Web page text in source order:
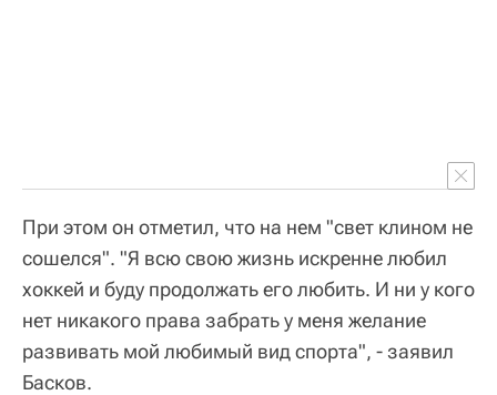
При этом он отметил, что на нем "свет клином не
сошелся". "Я всю свою жизнь искренне любил
хоккей и буду продолжать его любить. И ни у кого
нет никакого права забрать у меня желание
развивать мой любимый вид спорта", - заявил
Басков.